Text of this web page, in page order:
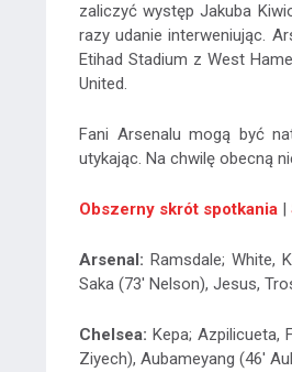
zaliczyć występ Jakuba
razy udanie interweniując.
Etihad Stadium z West
United.
Fani Arsenalu mogą być
utykając. Na chwilę obecną
Obszerny skrót spotkania |
Arsenal: Ramsdale; White,
Saka (73' Nelson), Jesus,
Chelsea: Kepa; Azpilicueta,
Ziyech), Aubameyang (46'